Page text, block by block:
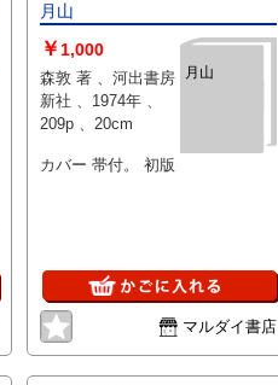
月山
月山
￥1,000
森敦 著 、河出書房
新社 、1974年 、
209p 、20cm
カバー 帯付。 初版
マルダイ書店